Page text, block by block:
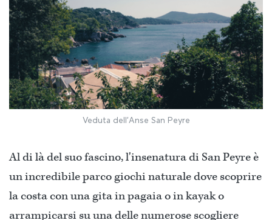
Veduta dell'Anse San Peyre
Al di là del suo fascino, l'insenatura di San Peyre è
un incredibile parco giochi naturale dove scoprire
la costa con una gita in pagaia o in kayak o
arrampicarsi su una delle numerose scogliere